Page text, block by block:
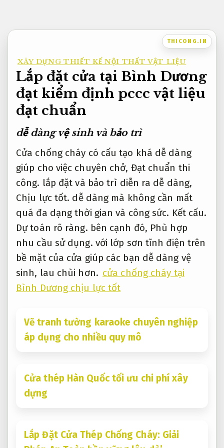
nội
THICONG.IN
XÂY DỰNG THIẾT KẾ NỘI THẤT VẬT LIỆU
Lắp đặt cửa tại Bình Dương
đạt kiểm định pccc vật liệu
đạt chuẩn
dễ dàng vệ sinh và bảo trì
Cửa chống cháy có cấu tạo khá dễ dàng
giúp cho việc chuyên chở, Đạt chuẩn thi
công. lắp đặt và bảo trì diễn ra dễ dàng,
Chịu lực tốt. dễ dàng mà không cần mất
quá đa dạng thời gian và công sức. Kết cấu.
Dự toán rõ ràng. bên cạnh đó, Phù hợp
nhu cầu sử dụng. với lớp sơn tĩnh điện trên
bề mặt của cửa giúp các bạn dễ dàng vệ
sinh, lau chùi hơn. cửa chống cháy tại
Bình Dương chịu lực tốt
Vẽ tranh tường karaoke chuyên nghiệp
áp dụng cho nhiều quy mô
Cửa thép Hàn Quốc tối ưu chi phí xây
dựng
Lắp Đặt Cửa Thép Chống Cháy: Giải